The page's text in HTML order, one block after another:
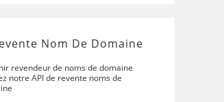
Nom De Domaine
revendeur de noms de domaine
notre API de revente noms de